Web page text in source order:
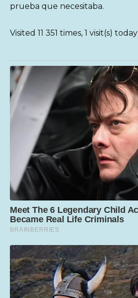
prueba que necesitaba.
Visited 11 351 times, 1 visit(s) today